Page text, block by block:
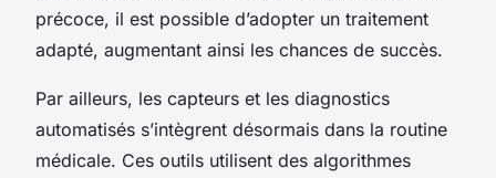
précoce, il est possible d’adopter un traitement
adapté, augmentant ainsi les chances de succès.
Par ailleurs, les capteurs et les diagnostics
automatisés s’intègrent désormais dans la routine
médicale. Ces outils utilisent des algorithmes